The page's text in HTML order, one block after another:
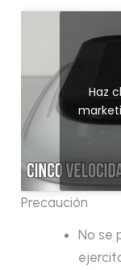
Haz
Precaución
No se